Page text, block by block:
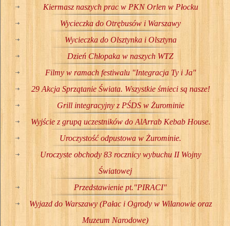
Kiermasz naszych prac w PKN Orlen w Płocku
Wycieczka do Otrębusów i Warszawy
Wycieczka do Olsztynka i Olsztyna
Dzień Chłopaka w naszych WTZ
Filmy w ramach festiwalu "Integracja Ty i Ja"
29 Akcja Sprzątanie Świata. Wszystkie śmieci są nasze!
Grill integracyjny z PŚDS w Żurominie
Wyjście z grupą uczestników do AlArrab Kebab House.
Uroczystość odpustowa w Żurominie.
Uroczyste obchody 83 rocznicy wybuchu II Wojny
Światowej
Przedstawienie pt."PIRACI"
Wyjazd do Warszawy (Pałac i Ogrody w Wilanowie oraz
Muzeum Narodowe)